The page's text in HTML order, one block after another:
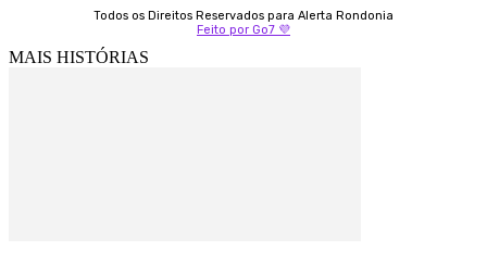
Todos os Direitos Reservados para Alerta Rondonia
Feito por Go7 💜
MAIS HISTÓRIAS